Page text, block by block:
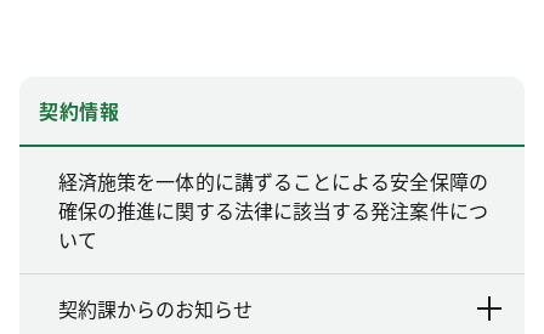
契約情報
経済施策を一体的に講ずることによる安全保障の
確保の推進に関する法律に該当する発注案件につ
いて
契約課からのお知らせ